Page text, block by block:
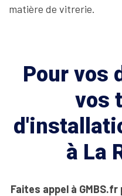
matière de vitrerie.
Pour vos
vos
à La
Faites appel à